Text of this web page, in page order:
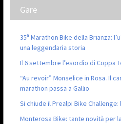
Gare
35ª Marathon Bike della Brianza:
una leggendaria storia
Il 6 settembre l’esordio di Coppa
“Au revoir” Monselice in Rosa. Il
marathon passa a Gallio
Si chiude il Prealpi Bike Challenge:
Monterosa Bike: tante novità per